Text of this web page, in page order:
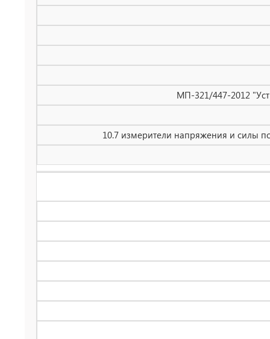
МП-321/447-2012
10.7 измерители напряжения и силы